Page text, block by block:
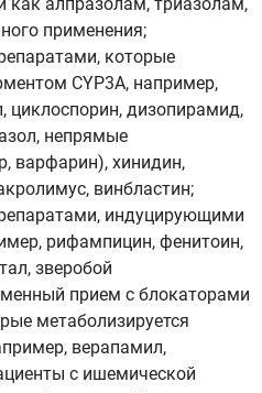
применения;
которые
CYP3A, например,
циклоспорин, дизопирамид,
непрямые
варфарин), хинидин,
винбластин;
индуцирующими
рифампицин, фенитоин,
зверобой
прием с блокаторами
метаболизируется
верапамил,
с ишемической